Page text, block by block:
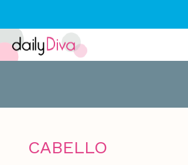
CABELLO